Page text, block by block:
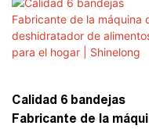
cocina. El acero
resistente al calor, la
longevidad y la
poroso y fácil de limpiar,
reduciendo así el riesgo
capacidad de soportar el
Calidad 6 bandejas
Fabricante de la